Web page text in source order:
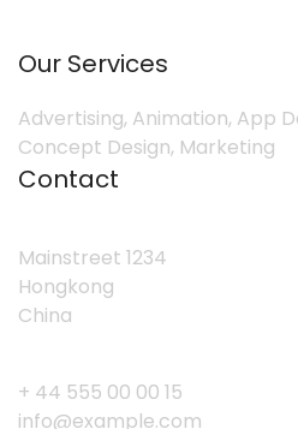
Our Services
Advertising, Animation, App
Concept Design, Marketing
Contact
Mainstreet 1234
Hongkong
China
+ 44 555 00 00 15
info@example.com